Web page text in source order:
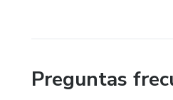
Preguntas